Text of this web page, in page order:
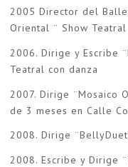
2005 Director del
Oriental ¨ Show
2006. Dirige y Escribe
Teatral con danza
2007. Dirige ¨Mosaico
de 3 meses en Calle
2008. Dirige
2008. Escribe y Dirige